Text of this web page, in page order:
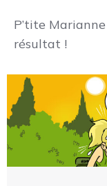
P’tite
résultat !